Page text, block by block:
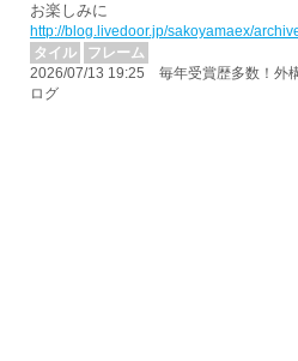
お楽しみに
http://blog.livedoor.jp/sakoyamaex/
タイル
フレーム
2026/07/13 19:25 毎年受賞歴多数！外
ログ